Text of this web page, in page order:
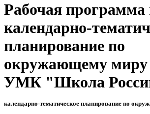
Рабочая программа
календарно-
планирование по
окружающему миру
УМК "Школа
календарно-тематическое планирование по